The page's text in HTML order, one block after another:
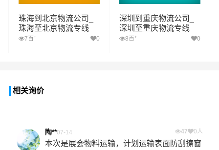
珠海到北京物流公司_
珠海至北京物流专线
7百 + 0
深圳到重庆物流公司_
深圳至重庆物流专线
8百 + 0
相关询价
陶**07-14 47 0人
本次是展会物料运输，计划运输表面防刮擦窗